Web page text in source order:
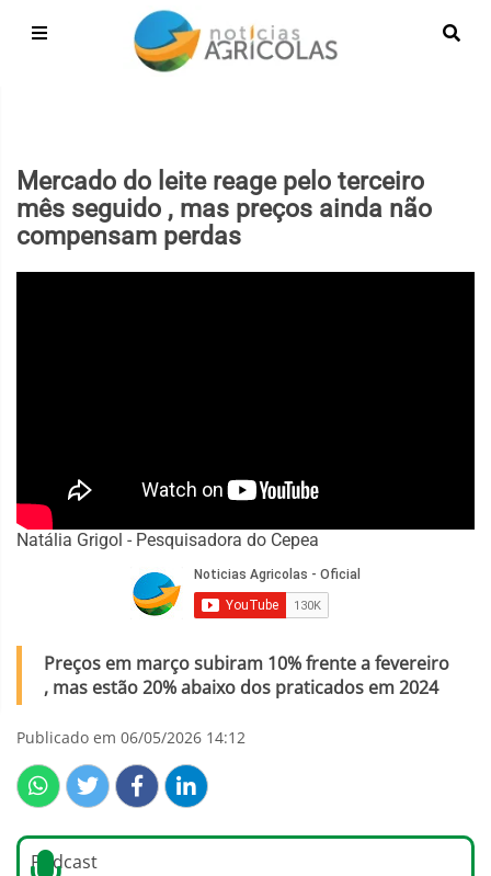
Mercado do leite reage pelo terceiro
mês seguido , mas preços ainda não
compensam perdas
Natália Grigol - Pesquisadora do Cepea
Preços em março subiram 10% frente a fevereiro
, mas estão 20% abaixo dos praticados em 2024
Publicado em 06/05/2026 14:12
Podcast